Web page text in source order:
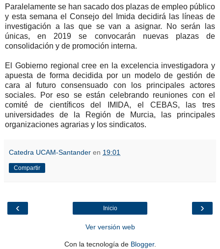
Paralelamente se han sacado dos plazas de empleo público
y esta semana el Consejo del Imida decidirá las líneas de
investigación a las que se van a asignar. No serán las
únicas, en 2019 se convocarán nuevas plazas de
consolidación y de promoción interna.
El Gobierno regional cree en la excelencia investigadora y
apuesta de forma decidida por un modelo de gestión de
cara al futuro consensuado con los principales actores
sociales. Por eso se están celebrando reuniones con el
comité de científicos del IMIDA, el CEBAS, las tres
universidades de la Región de Murcia, las principales
organizaciones agrarias y los sindicatos.
Catedra UCAM-Santander en 19:01
Compartir
‹ ›
Inicio
Ver versión web
Con la tecnología de Blogger.